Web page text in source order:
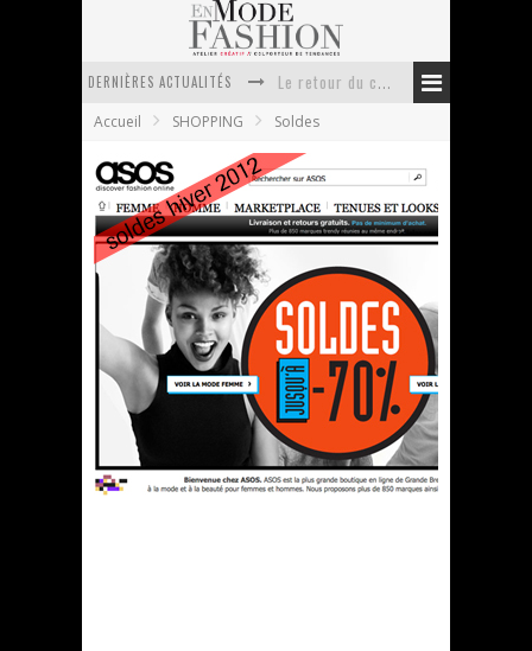
DERNIÈRES ACTUALITÉS
Doudoune pour femme : choisir la pièce idéale entre style, chaleur et durabilité
Week-end spa en automne : quel maillot de bain choisir ?
Pourquoi le costume sur mesure à Paris est un incontournable de l’élégance contemporaine ?
Accueil SHOPPING Soldes
Soldes hiver 2012 : bien préparer ses achats
En Mode Fashion
10 janvier 2012
Soldes
1 Commentaire